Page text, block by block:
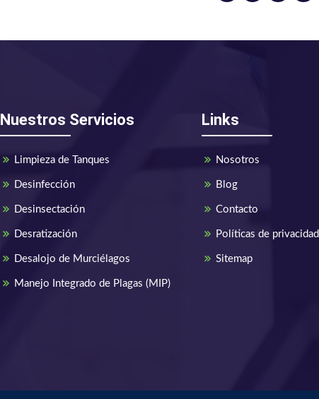
Nuestros Servicios
Limpieza de Tanques
Desinfección
Desinsectación
Desratización
Desalojo de Murciélagos
Manejo Integrado de Plagas (MIP)
Links
Nosotros
Blog
Contacto
Políticas de privacidad
Sitemap